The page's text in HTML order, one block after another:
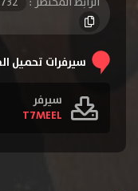
سيرفرات تحميل
سيرفر
T7MEEL